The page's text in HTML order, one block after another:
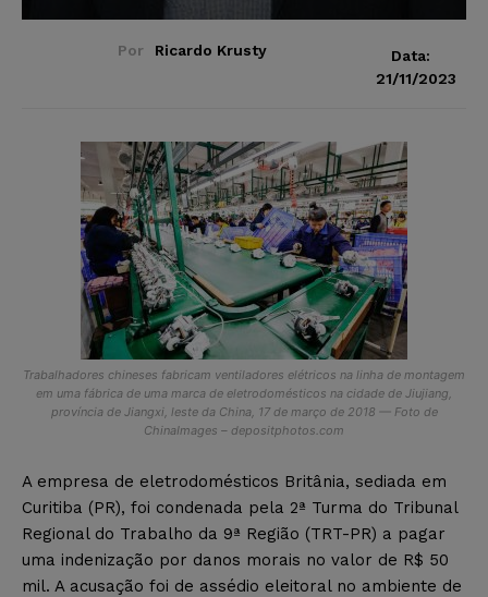
Por Ricardo Krusty
Data:
21/11/2023
Trabalhadores chineses fabricam ventiladores elétricos na linha de montagem
em uma fábrica de uma marca de eletrodomésticos na cidade de Jiujiang,
província de Jiangxi, leste da China, 17 de março de 2018 — Foto de
ChinaImages – depositphotos.com
A empresa de eletrodomésticos Britânia, sediada em
Curitiba (PR), foi condenada pela 2ª Turma do Tribunal
Regional do Trabalho da 9ª Região (TRT-PR) a pagar
uma indenização por danos morais no valor de R$ 50
mil. A acusação foi de assédio eleitoral no ambiente de